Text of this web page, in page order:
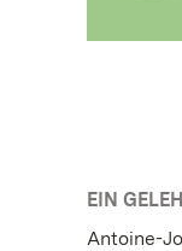
EIN
Antoine-